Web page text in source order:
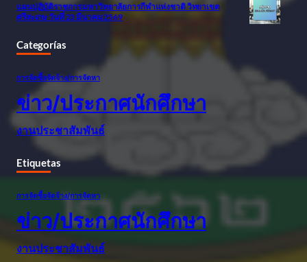
แผนปฏิบัติราชการ มหาวิทยาลัยการกีฬาแห่งชาติ วิทยาเขต
ศรีสะเกษ วันที่ 23 มีนาคม 2569
Categorías
การจัดซื้อจัดจ้าง/การจัดหา
ข่าว/ประกาศนักศึกษา
งานประชาสัมพันธ์
Etiquetas
การจัดซื้อจัดจ้าง/การจัดหา
ข่าว/ประกาศนักศึกษา
งานประชาสัมพันธ์